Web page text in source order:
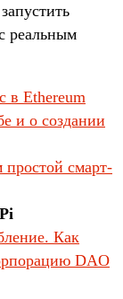
реальным
в Ethereum
и о создании
смарт-
Как
DAO